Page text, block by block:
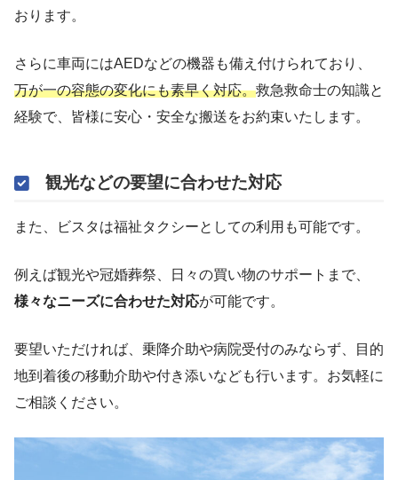
おります。
さらに車両にはAEDなどの機器も備え付けられており、
万が一の容態の変化にも素早く対応。救急救命士の知識と
経験で、皆様に安心・安全な搬送をお約束いたします。
観光などの要望に合わせた対応
また、ビスタは福祉タクシーとしての利用も可能です。
例えば観光や冠婚葬祭、日々の買い物のサポートまで、
様々なニーズに合わせた対応が可能です。
要望いただければ、乗降介助や病院受付のみならず、目的
地到着後の移動介助や付き添いなども行います。お気軽に
ご相談ください。